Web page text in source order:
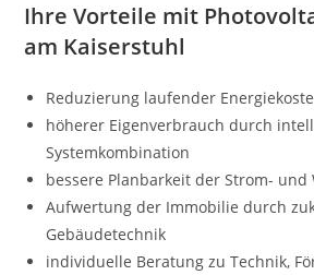
Ihre Vorteile mit
am Kaiserstuhl
Reduzierung laufender
höherer Eigenverbrauch durch
Systemkombination
bessere Planbarkeit der Strom- und
Aufwertung der Immobilie durch
Gebäudetechnik
individuelle Beratung zu Technik,